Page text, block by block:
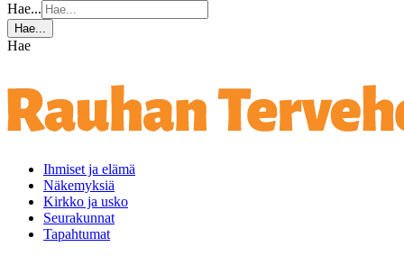
Hae...
Hae...
Hae
Ihmiset ja elämä
Näkemyksiä
Kirkko ja usko
Seurakunnat
Tapahtumat